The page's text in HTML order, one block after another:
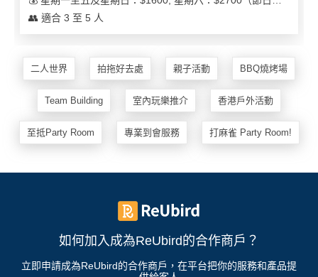
👥 適合 3 至 5 人
二人世界 拍拖好去處 親子活動 BBQ燒烤場
Team Building 室內玩樂推介 香港戶外活動
至抵Party Room 專業到會服務 打麻雀 Party Room!
如何加入成為ReUbird的合作商戶？
立即申請成為ReUbird的合作商戶，在平台把你的服務和產品提